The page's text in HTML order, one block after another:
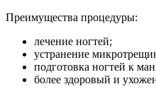
Преимущества процедуры:
лечение ногтей;
устранение
подготовка ногтей к
более здоровый и